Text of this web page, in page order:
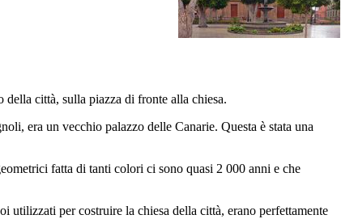
città, sulla piazza di fronte alla chiesa.
era un vecchio palazzo delle Canarie. Questa è stata una
fatta di tanti colori ci sono quasi 2 000 anni e che
utilizzati per costruire la chiesa della città, erano perfettamente